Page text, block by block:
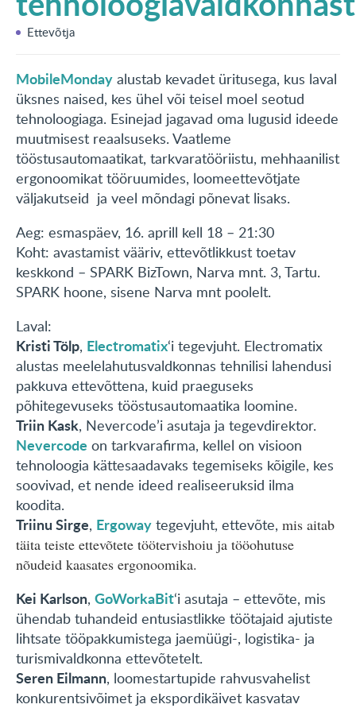
KONTAKT
English
Ettevõtja
MobileMonday alustab kevadet üritusega, kus laval
üksnes naised, kes ühel või teisel moel seotud
tehnoloogiaga. Esinejad jagavad oma lugusid ideede
muutmisest reaalsuseks. Vaatleme
tööstusautomaatikat, tarkvaratööriistu, mehhaanilist
ergonoomikat tööruumides, loomeettevõtjate
väljakutseid ja veel mõndagi põnevat lisaks.
Aeg: esmaspäev, 16. aprill kell 18 – 21:30
Koht: avastamist vääriv, ettevõtlikkust toetav
keskkond – SPARK BizTown, Narva mnt. 3, Tartu.
SPARK hoone, sisene Narva mnt poolelt.
Laval:
Kristi Tölp, Electromatix‘i tegevjuht. Electromatix
alustas meelelahutusvaldkonnas tehnilisi lahendusi
pakkuva ettevõttena, kuid praeguseks
põhitegevuseks tööstusautomaatika loomine.
Triin Kask, Nevercode’i asutaja ja tegevdirektor.
Nevercode on tarkvarafirma, kellel on visioon
tehnoloogia kättesaadavaks tegemiseks kõigile, kes
soovivad, et nende ideed realiseeruksid ilma
koodita.
Triinu Sirge, Ergoway tegevjuht, ettevõte, mis aitab
täita teiste ettevõtete töötervishoiu ja tööohutuse
nõudeid kaasates ergonoomika.
Kei Karlson, GoWorkaBit‘i asutaja – ettevõte, mis
ühendab tuhandeid entusiastlikke töötajaid ajutiste
lihtsate tööpakkumistega jaemüügi-, logistika- ja
turismivaldkonna ettevõtetelt.
Seren Eilmann, loomestartupide rahvusvahelist
konkurentsivõimet ja ekspordikäivet kasvatav